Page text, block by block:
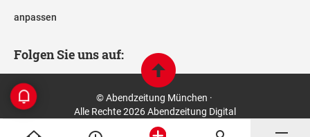
anpassen
Folgen Sie uns auf:
© Abendzeitung München ·
Alle Rechte 2026 Abendzeitung Digital